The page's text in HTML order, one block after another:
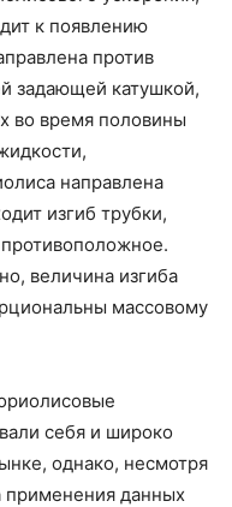
к появлению
против
задающей катушкой,
во время половины
направлена
изгиб трубки,
величина изгиба
массовому
себя и широко
однако, несмотря
данных